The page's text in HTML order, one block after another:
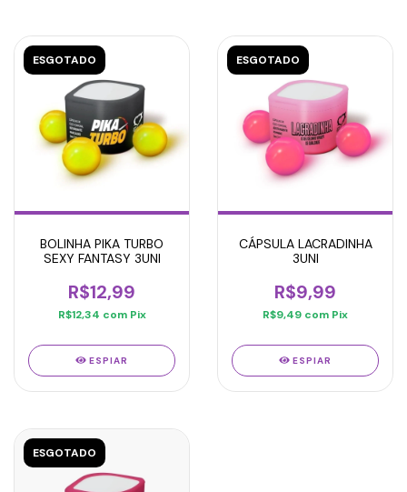
ESGOTADO
BOLINHA PIKA TURBO
SEXY FANTASY 3UNI
R$12,99
R$12,34 com Pix
ESPIAR
ESGOTADO
CÁPSULA LACRADINHA
3UNI
R$9,99
R$9,49 com Pix
ESPIAR
ESGOTADO